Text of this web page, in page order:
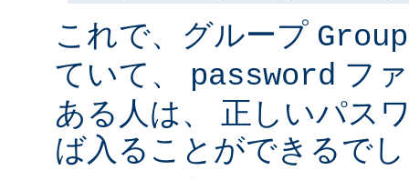
これで、グループ
ていて、 password フ
ある人は、 正しいパス
ば入ることができるで